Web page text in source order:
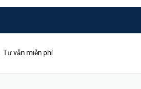
Tư vẫn miễn phí